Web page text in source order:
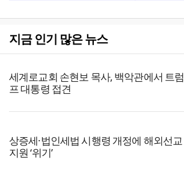
지금 인기 많은 뉴스
세계로교회 손현보 목사, 백악관에서 트럼
프 대통령 접견
상증세·법인세법 시행령 개정에 해외선교
지원 ‘위기’